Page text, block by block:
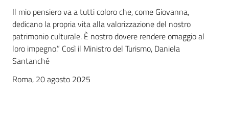
Il mio pensiero va a tutti coloro che, come Giovanna,
dedicano la propria vita alla valorizzazione del nostro
patrimonio culturale. È nostro dovere rendere omaggio al
loro impegno.” Così il Ministro del Turismo, Daniela
Santanché
Roma, 20 agosto 2025